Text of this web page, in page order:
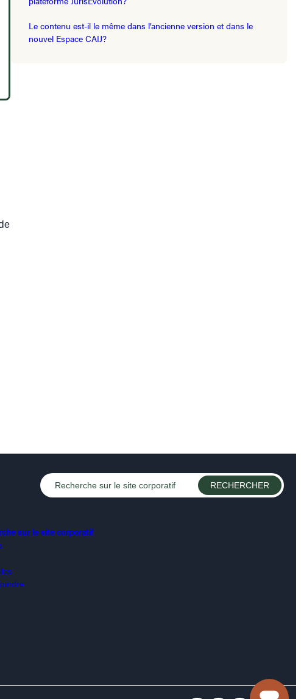
Le contenu est-il le même dans l’ancienne version et dans le
nouvel Espace CAIJ?
sur le site corporatif